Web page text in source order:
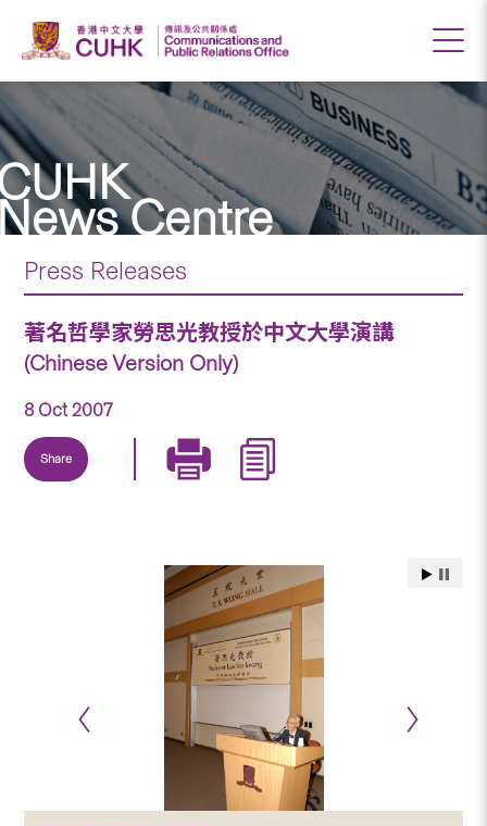
Centre
Press Releases
著名哲學家勞思光教授於中文大學演講
(Chinese Version Only)
8 Oct 2007
Share